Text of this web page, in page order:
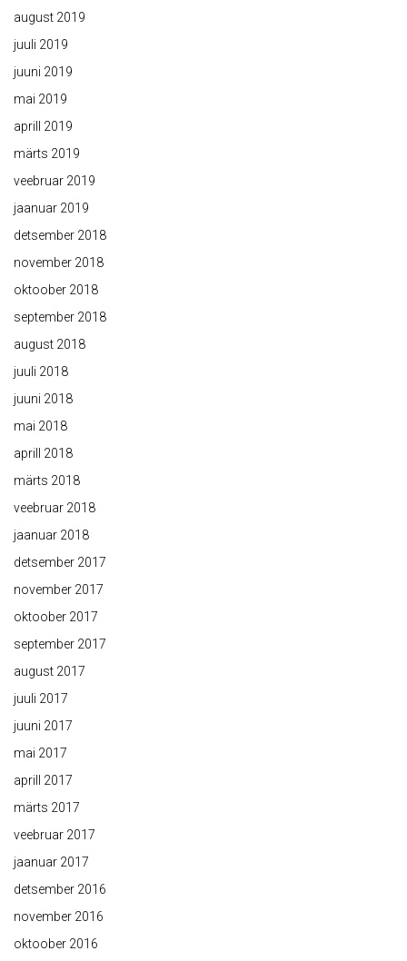
august 2019
juuli 2019
juuni 2019
mai 2019
aprill 2019
märts 2019
veebruar 2019
jaanuar 2019
detsember 2018
november 2018
oktoober 2018
september 2018
august 2018
juuli 2018
juuni 2018
mai 2018
aprill 2018
märts 2018
veebruar 2018
jaanuar 2018
detsember 2017
november 2017
oktoober 2017
september 2017
august 2017
juuli 2017
juuni 2017
mai 2017
aprill 2017
märts 2017
veebruar 2017
jaanuar 2017
detsember 2016
november 2016
oktoober 2016